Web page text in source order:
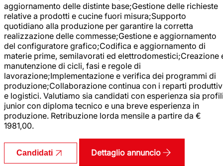
aggiornamento delle distinte base;Gestione delle richieste
relative a prodotti e cucine fuori misura;Supporto
quotidiano alla produzione per garantire la corretta
realizzazione delle commesse;Gestione e aggiornamento
del configuratore grafico;Codifica e aggiornamento di
materie prime, semilavorati ed elettrodomestici;Creazione
manutenzione di cicli, fasi e regole di
lavorazione;Implementazione e verifica dei programmi di
produzione;Collaborazione continua con i reparti
e logistici. Valutiamo sia candidati con esperienza sia
junior con diploma tecnico e una breve esperienza in
produzione. Retribuzione lorda mensile a partire da €
1981,00.
Candidati Dettaglio annuncio